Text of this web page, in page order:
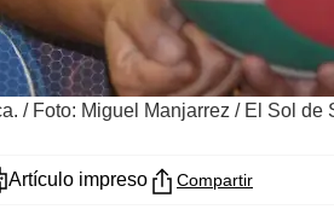
/ Foto: Miguel Manjarrez / El Sol de
Artículo impreso Compartir